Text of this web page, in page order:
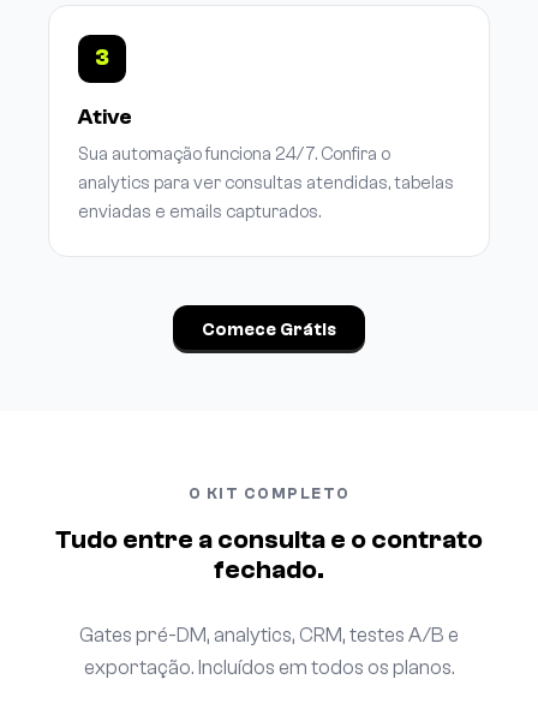
3
Ative
Sua automação funciona 24/7. Confira o
analytics para ver consultas atendidas, tabelas
enviadas e emails capturados.
Comece Grátis
O KIT COMPLETO
Tudo entre a consulta e o contrato
fechado.
Gates pré-DM, analytics, CRM, testes A/B e
exportação. Incluídos em todos os planos.